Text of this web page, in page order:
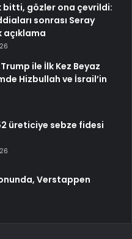
bitti, gözler ona çevrildi:
sonrası Seray
açıklama
ile İlk Kez Beyaz
Hizbullah ve İsrail’in
üreticiye sebze fidesi
Verstappen